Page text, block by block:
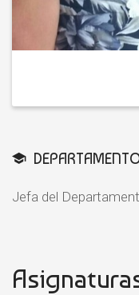
Jefa del